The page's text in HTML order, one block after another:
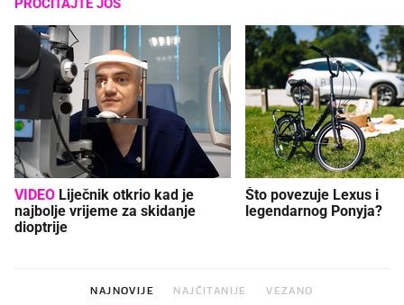
VIDEO
najbolje vrijeme za skidanje
dioptrije
Što povezuje Lexus i
legendarnog Ponyja?
NAJNOVIJE NAJČITANIJE VEZANO